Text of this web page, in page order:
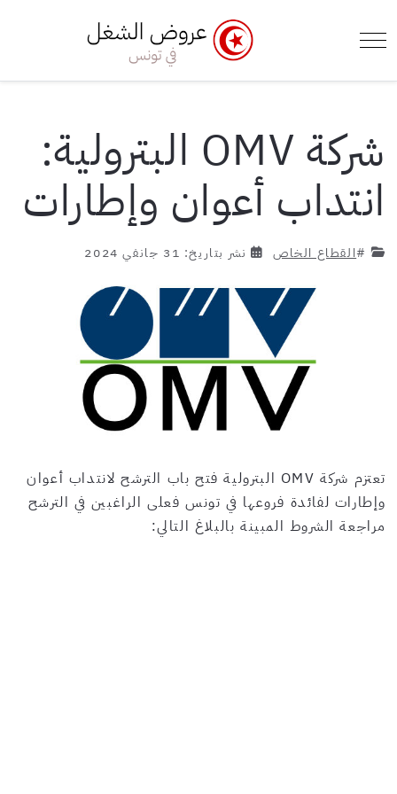
Mobile Menu Toggle
شركة OMV البترولية:
انتداب أعوان وإطارات
#القطاع الخاص نشر بتاريخ: 31 جانفي 2024
تعتزم شركة OMV البترولية فتح باب الترشح لانتداب أعوان
وإطارات لفائدة فروعها في تونس فعلى الراغبين في الترشح
مراجعة الشروط المبينة بالبلاغ التالي:
Toggle